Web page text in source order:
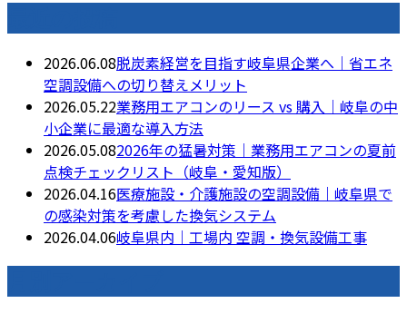
2026.06.08脱炭素経営を目指す岐阜県企業へ｜省エネ
空調設備への切り替えメリット
2026.05.22業務用エアコンのリース vs 購入｜岐阜の中
小企業に最適な導入方法
2026.05.082026年の猛暑対策｜業務用エアコンの夏前
点検チェックリスト（岐阜・愛知版）
2026.04.16医療施設・介護施設の空調設備｜岐阜県で
の感染対策を考慮した換気システム
2026.04.06岐阜県内｜工場内 空調・換気設備工事